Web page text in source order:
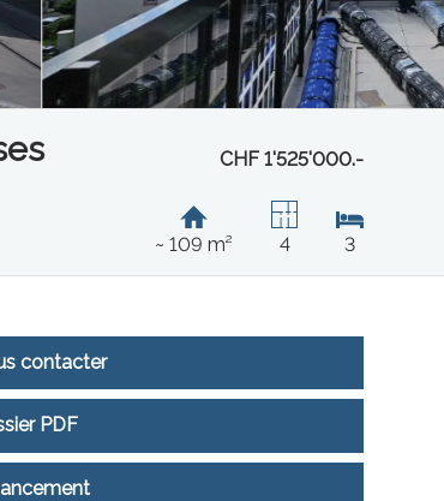
CHF 1'525'000.-
~ 109 m² 4 3
contacter
PDF